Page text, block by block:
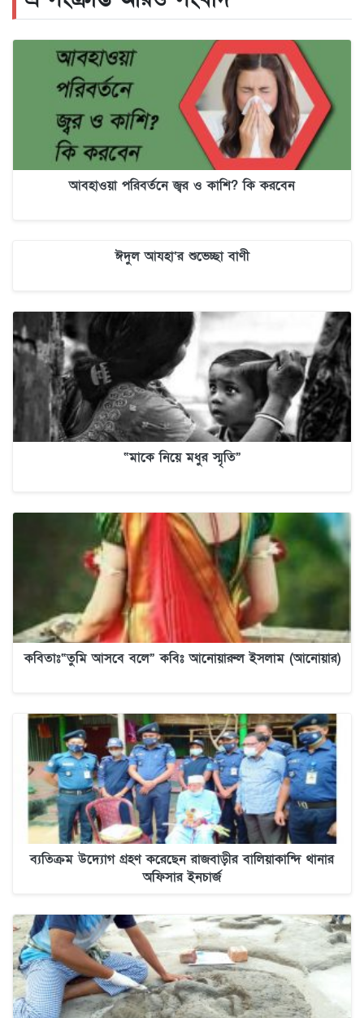
আবহাওয়া পরিবর্তনে জ্বর ও কাশি? কি করবেন
ঈদুল আযহা‘র শুভেচ্ছা বাণী
“মাকে নিয়ে মধুর স্মৃতি”
কবিতাঃ“তুমি আসবে বলে” কবিঃ আনোয়ারুল ইসলাম (আনোয়ার)
ব্যতিক্রম উদ্যোগ গ্রহণ করেছেন রাজবাড়ীর বালিয়াকান্দি থানার
অফিসার ইনচার্জ